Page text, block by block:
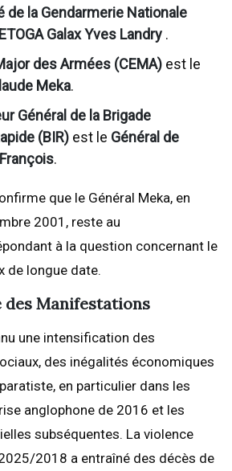
de la Gendarmerie Nationale
ETOGA Galax Yves Landry .
des Armées (CEMA) est le
Meka.
Général de la Brigade
(BIR) est le Général de
.
que le Général Meka, en
2001, reste au
à la question concernant le
de longue date.
des Manifestations
une intensification des
des inégalités économiques
en particulier dans les
anglophone de 2016 et les
subséquentes. La violence
2018 a entraîné des décès de